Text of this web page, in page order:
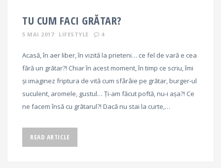
TU CUM FACI GRĂTAR?
5 MAI 2017 LIFESTYLE 4
Acasă, în aer liber, în vizită la prieteni… ce fel de vară e cea
fără un grătar?! Chiar în acest moment, în timp ce scriu, îmi
și imaginez friptura de vită cum sfârâie pe grătar, burger-ul
suculent, aromele, gustul… Ți-am făcut poftă, nu-i așa?! Ce
ne facem însă cu grătarul?! Dacă nu stai la curte,…
READ ARTICLE